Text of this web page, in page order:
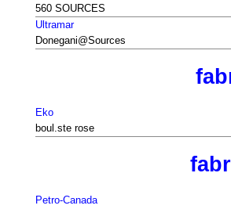
560 SOURCES
Ultramar
Donegani@Sources
Eko
boul.ste rose
Petro-Canada